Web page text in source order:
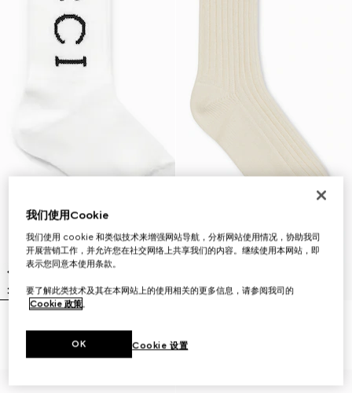
我们使用Cookie
我们使用 cookie 和类似技术来增强网站导航，分析网站使用情况，协助我司
开展营销工作，并允许您在社交网络上共享我们的内容。继续使用本网站，即
表示您同意本使用条款。
要了解此类技术及其在本网站上的使用相关的更多信息，请参阅我司的
Cookie 政策。
Cookie 设置
OK